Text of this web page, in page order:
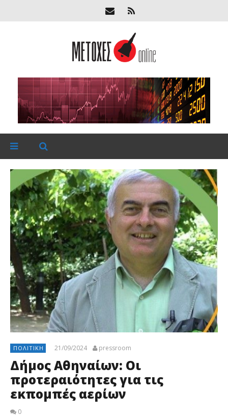
ΠΟΛΙΤΙΚΉ 21/09/2024 pressroom
Δήμος Αθηναίων: Οι
προτεραιότητες για τις
εκπομπές αερίων
0